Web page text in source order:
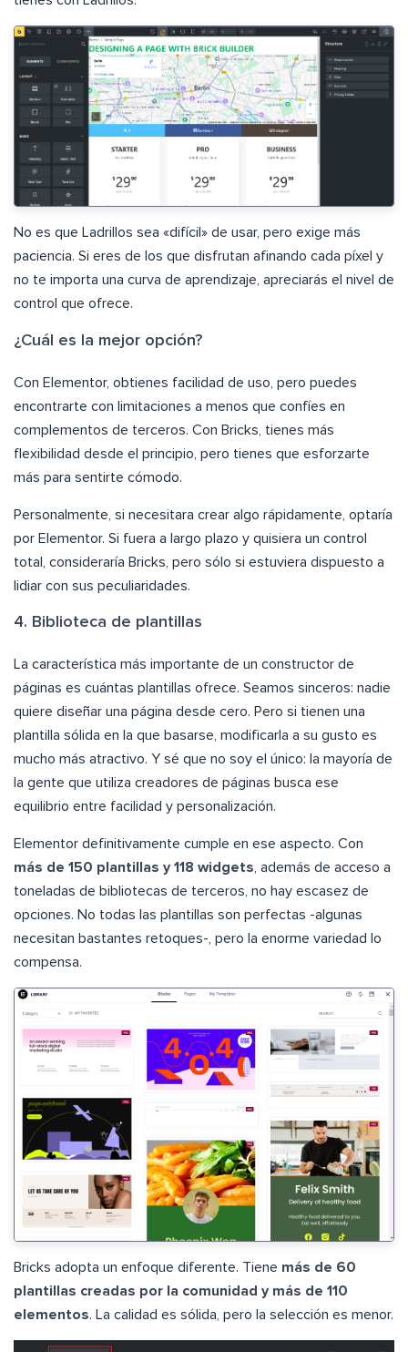
No es que Ladrillos sea «difícil» de usar, pero exige más
paciencia. Si eres de los que disfrutan afinando cada píxel y
no te importa una curva de aprendizaje, apreciarás el nivel de
control que ofrece.
¿Cuál es la mejor opción?
Con Elementor, obtienes facilidad de uso, pero puedes
encontrarte con limitaciones a menos que confíes en
complementos de terceros. Con Bricks, tienes más
flexibilidad desde el principio, pero tienes que esforzarte
más para sentirte cómodo.
Personalmente, si necesitara crear algo rápidamente, optaría
por Elementor. Si fuera a largo plazo y quisiera un control
total, consideraría Bricks, pero sólo si estuviera dispuesto a
lidiar con sus peculiaridades.
4. Biblioteca de plantillas
La característica más importante de un constructor de
páginas es cuántas plantillas ofrece. Seamos sinceros: nadie
quiere diseñar una página desde cero. Pero si tienen una
plantilla sólida en la que basarse, modificarla a su gusto es
mucho más atractivo. Y sé que no soy el único: la mayoría de
la gente que utiliza creadores de páginas busca ese
equilibrio entre facilidad y personalización.
Elementor definitivamente cumple en ese aspecto. Con
más de 150 plantillas y 118 widgets, además de acceso a
toneladas de bibliotecas de terceros, no hay escasez de
opciones. No todas las plantillas son perfectas -algunas
necesitan bastantes retoques-, pero la enorme variedad lo
compensa.
Bricks adopta un enfoque diferente. Tiene más de 60
plantillas creadas por la comunidad y más de 110
elementos. La calidad es sólida, pero la selección es menor.